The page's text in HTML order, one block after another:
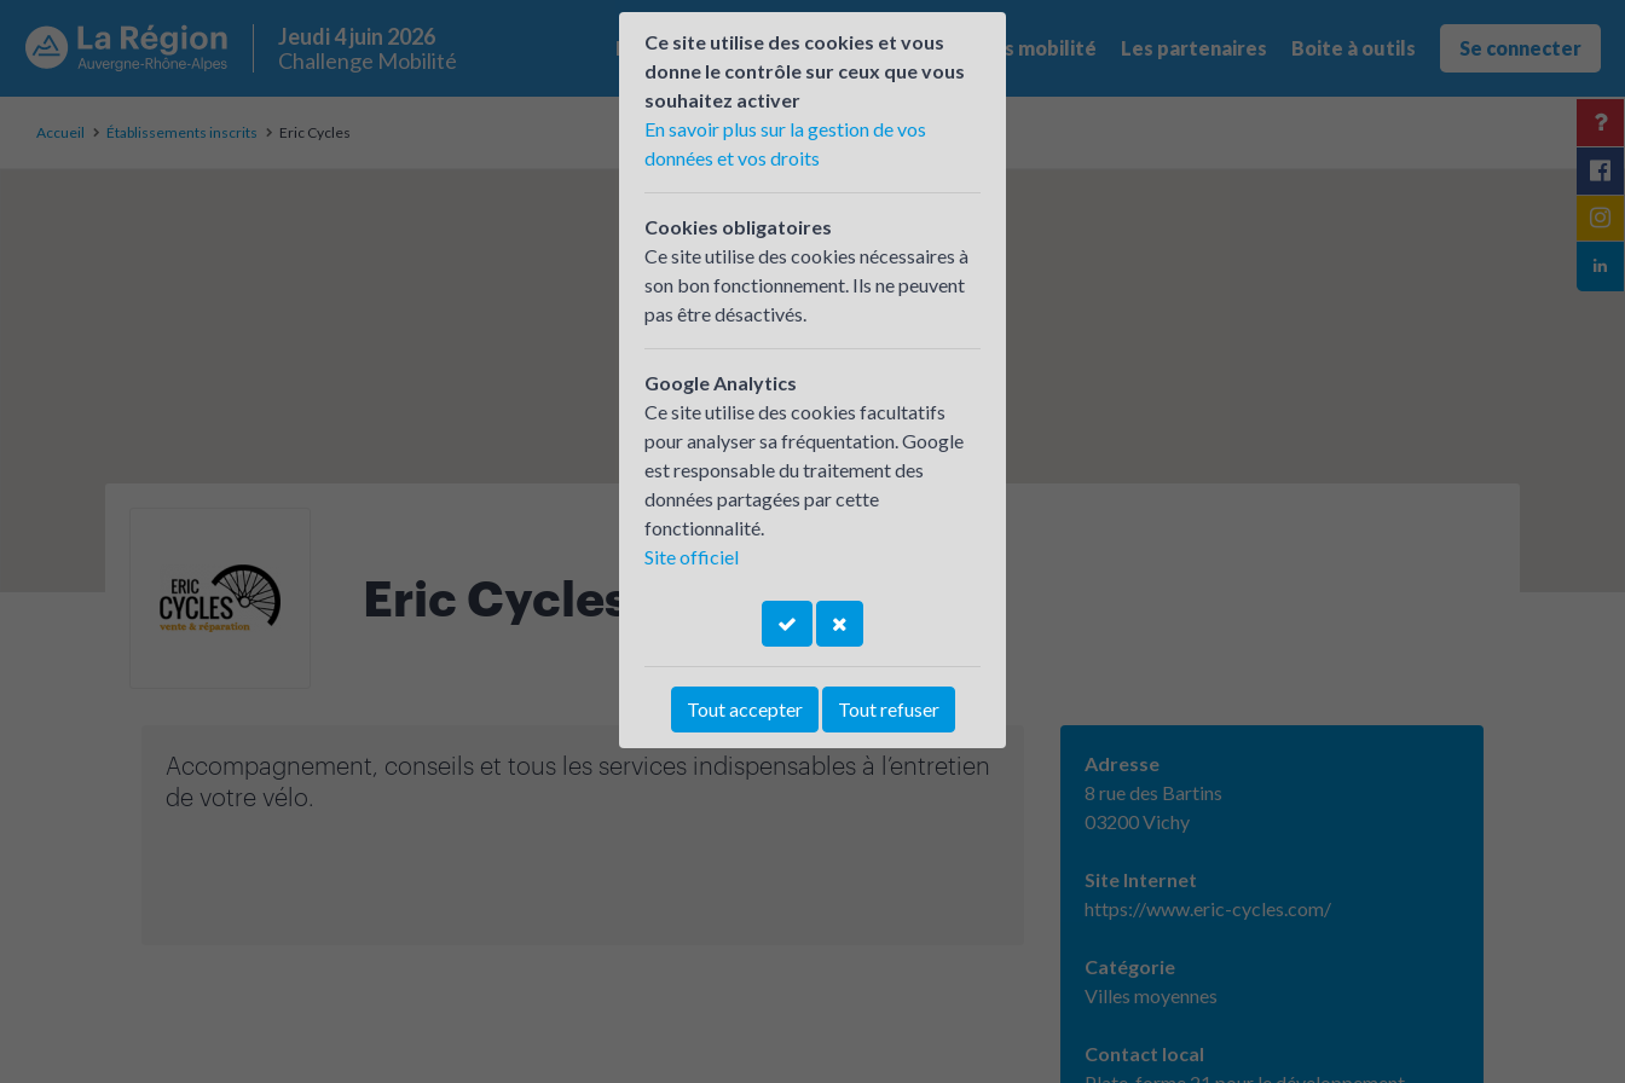
Jeudi 4 juin 2026
Challenge Mobilité
Le challenge Qui participe ? Les offres mobilité Les partenaires Boite à outils Se connecter
Accueil Établissements inscrits Eric Cycles
Eric Cycles
Accompagnement, conseils et tous les services indispensables à l’entretien
de votre vélo.
Adresse
8 rue des Bartins
03200 Vichy
Site Internet
https://www.eric-cycles.com/
Catégorie
Villes moyennes
Contact local
Ce site utilise des cookies et vous
donne le contrôle sur ceux que vous
souhaitez activer
En savoir plus sur la gestion de vos
données et vos droits
Cookies obligatoires
Ce site utilise des cookies nécessaires à
son bon fonctionnement. Ils ne peuvent
pas être désactivés.
Google Analytics
Ce site utilise des cookies facultatifs
pour analyser sa fréquentation. Google
est responsable du traitement des
données partagées par cette
fonctionnalité.
Site officiel
Tout accepter Tout refuser